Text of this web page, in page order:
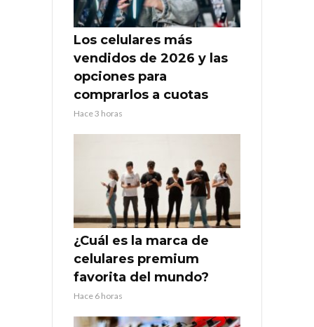
Los celulares más
vendidos de 2026 y las
opciones para
comprarlos a cuotas
Hace 3 horas
¿Cuál es la marca de
celulares premium
favorita del mundo?
Hace 6 horas